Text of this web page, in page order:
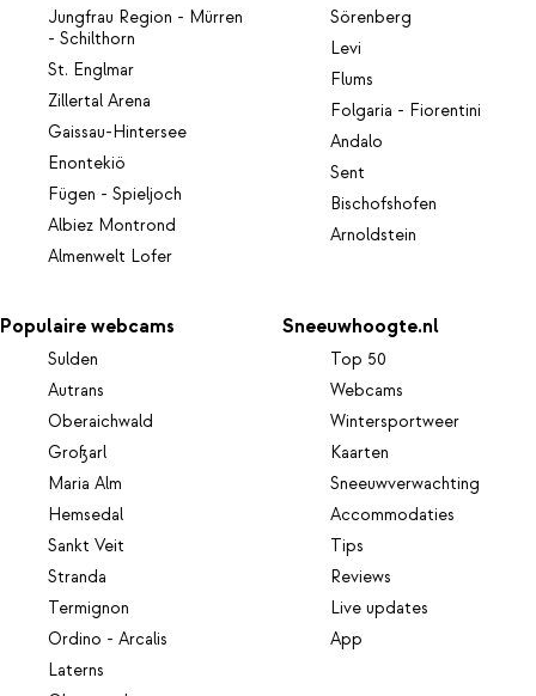
Jungfrau Region - Mürren
- Schilthorn
St. Englmar
Zillertal Arena
Gaissau-Hintersee
Enontekiö
Fügen - Spieljoch
Albiez Montrond
Almenwelt Lofer
Sörenberg
Levi
Flums
Folgaria - Fiorentini
Andalo
Sent
Bischofshofen
Arnoldstein
Populaire webcams
Sulden
Autrans
Oberaichwald
Großarl
Maria Alm
Hemsedal
Sankt Veit
Stranda
Termignon
Ordino - Arcalis
Laterns
Sneeuwhoogte.nl
Top 50
Webcams
Wintersportweer
Kaarten
Sneeuwverwachting
Accommodaties
Tips
Reviews
Live updates
App